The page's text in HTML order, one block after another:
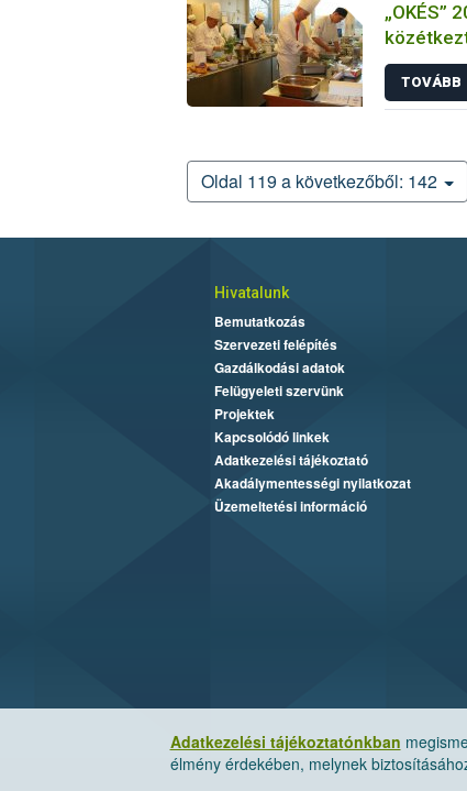
„OKÉS”
és
TOVÁBB
Oldal 119 a következőből: 142
Adatkezelési tájékoztatónkban
élmény érdekében, melynek
Hivatalunk
Bemutatkozás
Szervezeti felépítés
Gazdálkodási adatok
Felügyeleti szervünk
Projektek
Kapcsolódó linkek
Adatkezelési tájékoztató
Akadálymentességi nyilatkozat
Üzemeltetési információ